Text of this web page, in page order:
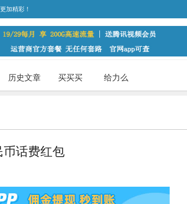
加精彩！
历史文章 买买买 给力么
话费红包